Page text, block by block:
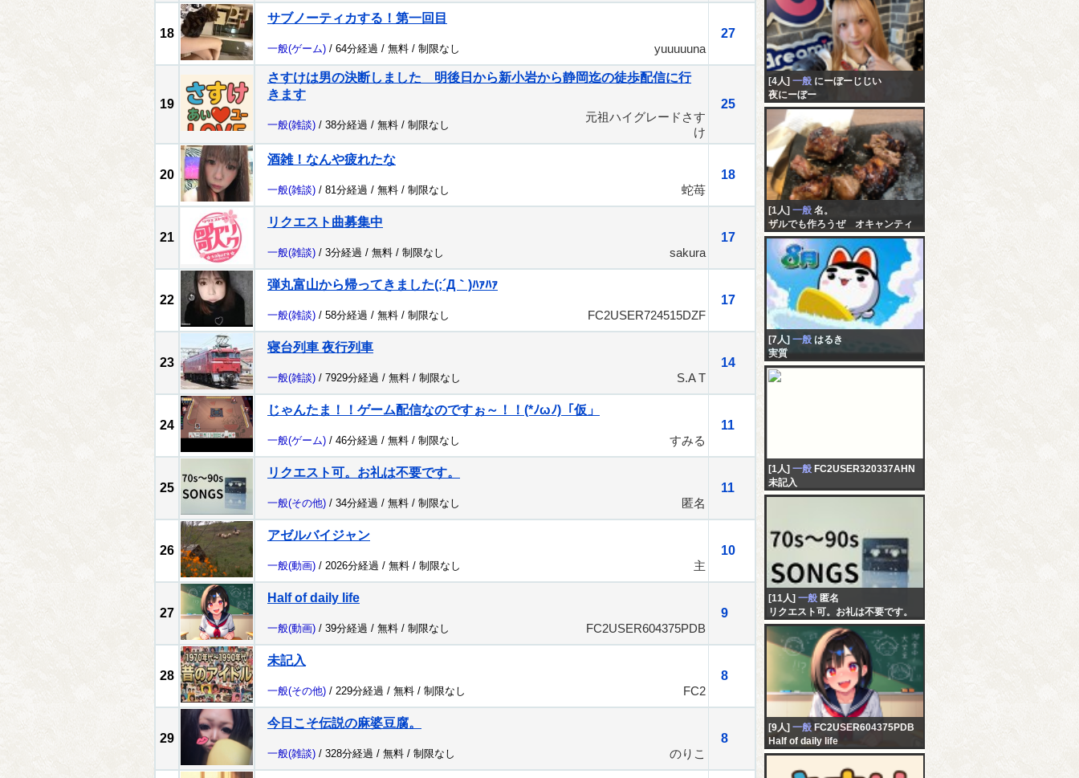
18
サブノーティカする！第一回目
27
一般(ゲーム) / 64分経過 / 無料 / 制限なし yuuuuuna
19
さすけは男の決断しました 明後日から新小岩から静岡迄の徒歩配信に行
きます
25
一般(雑談) / 38分経過 / 無料 / 制限なし
元祖ハイグレードさす
け
20
酒雑！なんや疲れたな
18
一般(雑談) / 81分経過 / 無料 / 制限なし 蛇苺
21
リクエスト曲募集中
17
一般(雑談) / 3分経過 / 無料 / 制限なし sakura
22
弾丸富山から帰ってきました(;´Д｀)ﾊｧﾊｧ
17
一般(雑談) / 58分経過 / 無料 / 制限なし FC2USER724515DZF
23
寝台列車 夜行列車
14
一般(雑談) / 7929分経過 / 無料 / 制限なし S.A T
24
じゃんたま！！ゲーム配信なのですぉ～！！(*ﾉωﾉ)「仮」
11
一般(ゲーム) / 46分経過 / 無料 / 制限なし すみる
25
リクエスト可。お礼は不要です。
11
一般(その他) / 34分経過 / 無料 / 制限なし 匿名
26
アゼルバイジャン
10
一般(動画) / 2026分経過 / 無料 / 制限なし 主
27
Half of daily life
9
一般(動画) / 39分経過 / 無料 / 制限なし FC2USER604375PDB
28
未記入
8
一般(その他) / 229分経過 / 無料 / 制限なし FC2
29
今日こそ伝説の麻婆豆腐。
8
一般(雑談) / 328分経過 / 無料 / 制限なし のりこ
[4人] 一般 にーぼーじじい
夜にーぼー
[1人] 一般 名。
ザルでも作ろうぜ オキャンティ
[7人] 一般 はるき
実質
[1人] 一般 FC2USER320337AHN
未記入
[11人] 一般 匿名
リクエスト可。お礼は不要です。
[9人] 一般 FC2USER604375PDB
Half of daily life